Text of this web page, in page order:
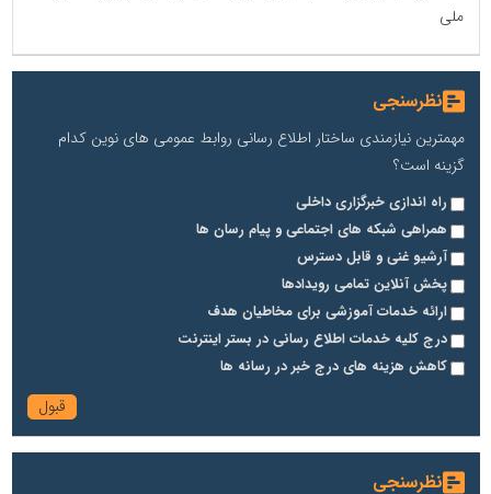
ملی
نظرسنجی
مهمترین نیازمندی ساختار اطلاع رسانی روابط عمومی های نوین کدام
گزینه است؟
راه اندازی خبرگزاری داخلی
همراهی شبکه های اجتماعی و پیام رسان ها
آرشیو غنی و قابل دسترس
پخش آنلاین تمامی رویدادها
ارائه خدمات آموزشی برای مخاطیان هدف
درج کلیه خدمات اطلاع رسانی در بستر اینترنت
کاهش هزینه های درج خبر در رسانه ها
نظرسنجی